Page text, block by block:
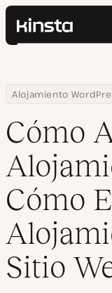
Kinsta®
Precios
Contacto
Buscar
Home
Centro de Recursos
Blog
Alojamiento
Cómo Afecta el
Cómo
Cómo
Sitio